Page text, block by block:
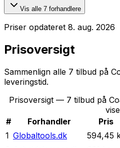
Vis alle 7 forhandlere
Priser opdateret 8. aug. 2026
Prisoversigt
Sammenlign alle 7 tilbud på
leveringstid.
Prisoversigt — 7 tilbud på
#
Forhandler Pris
1 Globaltools.dk 594,45